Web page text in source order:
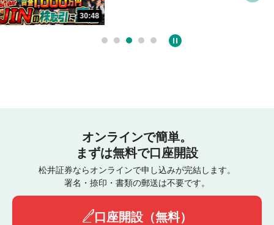
オンラインで簡単。
まずは無料で口座開設
松井証券ならオンラインで申し込みが完結します。
署名・捺印・書類の郵送は不要です。
口座開設（無料）